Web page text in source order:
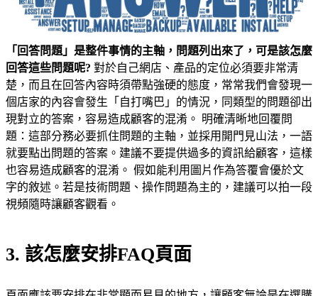
「回答問題」是整件事情的主軸，問題列出來了，可是該怎麼
回答這些問題呢? 對於自己網店、產品的定位必須要非常清
楚，而且在回答內容時須帶點強硬的態度，常常我們會發現一
個店家的內容會發生「自打嘴巴」的情況，同類型的問題卻出
現對立的答案，容易造成顧客的混淆。 明確清晰地回覆問
題：這部分務必要抓住問題的主軸，並採用開門見山法，一語
就要點出問題的答案。建議不要提供過多的資訊給顧客，這樣
也容易造成顧客的混淆。 假如能利用圖片作為答覆會優於文
字的敘述。若是技術問題、操作問題為主的，建議可以拍一段
視頻隨時讓顧客觀看。
3. 該怎麼安排FAQ頁面